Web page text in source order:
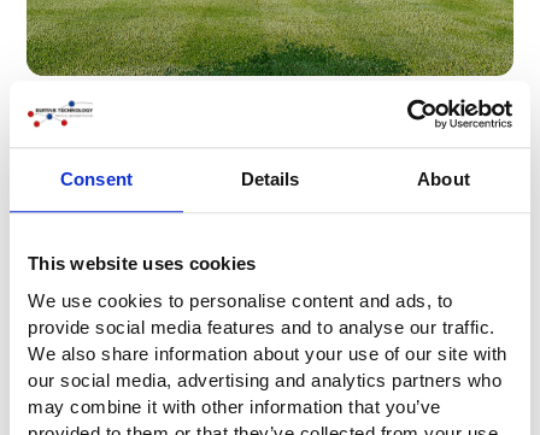
Consent Details About
This website uses cookies
We use cookies to personalise content and ads, to
provide social media features and to analyse our traffic.
We also share information about your use of our site with
our social media, advertising and analytics partners who
may combine it with other information that you’ve
Zijwanden